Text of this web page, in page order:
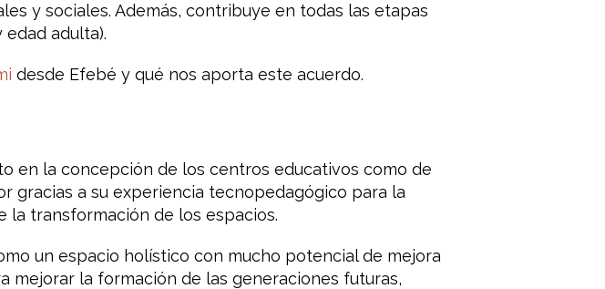
y sociales. Además, contribuye en todas las etapas
adulta).
desde Efebé y qué nos aporta este acuerdo.
en la concepción de los centros educativos como de
gracias a su experiencia tecnopedagógico para la
la transformación de los espacios.
un espacio holístico con mucho potencial de mejora
mejorar la formación de las generaciones futuras,